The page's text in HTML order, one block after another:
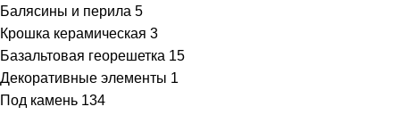
Балясины и перила 5
Крошка керамическая 3
Базальтовая георешетка 15
Декоративные элементы 1
Под камень 134